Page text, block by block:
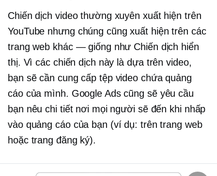
Chiến dịch video thường xuyên xuất hiện trên
YouTube nhưng chúng cũng xuất hiện trên các
trang web khác — giống như Chiến dịch hiển
thị. Vì các chiến dịch này là dựa trên video,
bạn sẽ cần cung cấp tệp video chứa quảng
cáo của mình. Google Ads cũng sẽ yêu cầu
bạn nêu chi tiết nơi mọi người sẽ đến khi nhấp
vào quảng cáo của bạn (ví dụ: trên trang web
hoặc trang đăng ký).